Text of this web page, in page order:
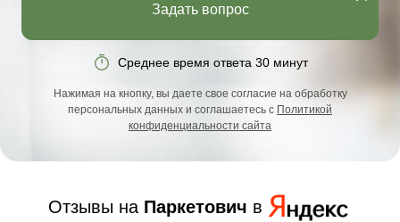
Задать вопрос
Среднее время ответа 30 минут
Нажимая на кнопку, вы даете свое согласие на обработку
персональных данных и соглашаетесь с Политикой
конфиденциальности сайта
Отзывы на Паркетович в